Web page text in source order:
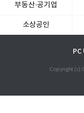
부동산·공기업
소상공인
PC
Copyright (c)